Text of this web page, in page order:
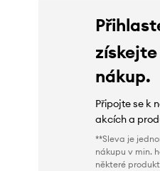
nákup.
Připojte se k
akcích a
**Sleva je
nákupu v min.
některé